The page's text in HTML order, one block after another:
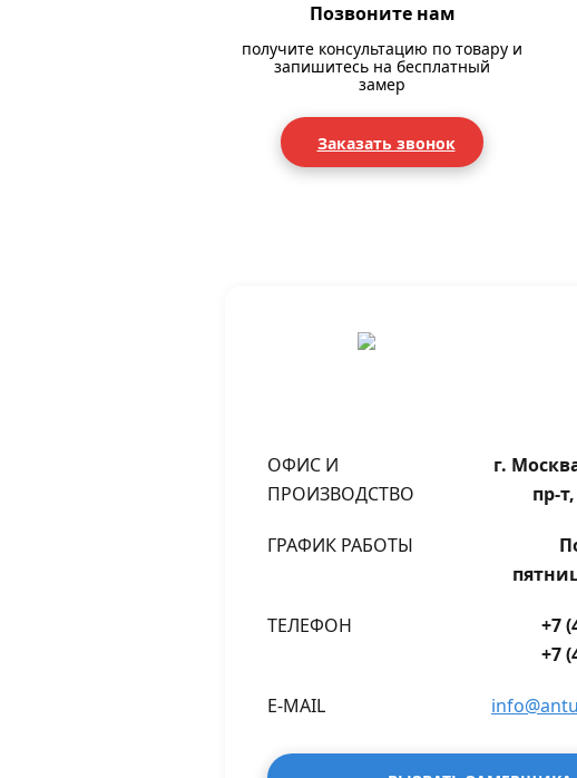
Позвоните нам
получите консультацию по товару и
запишитесь на бесплатный
замер
Заказать звонок
ОФИС И
ПРОИЗВОДСТВО
г.
пр-
ГРАФИК РАБОТЫ
ТЕЛЕФОН
+7
+7
E-MAIL